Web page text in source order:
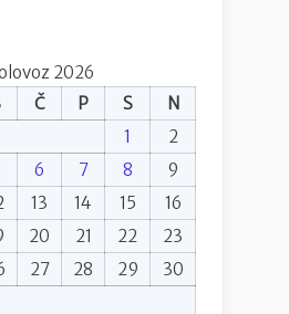
2026
Č P S
N
1
2
6 7 8
9
13 14 15
16
20 21 22
23
27 28 29
30